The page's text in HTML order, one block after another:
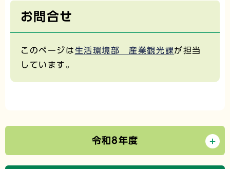
お問合せ
このページは生活環境部 産業観光課が担当
しています。
令和8年度